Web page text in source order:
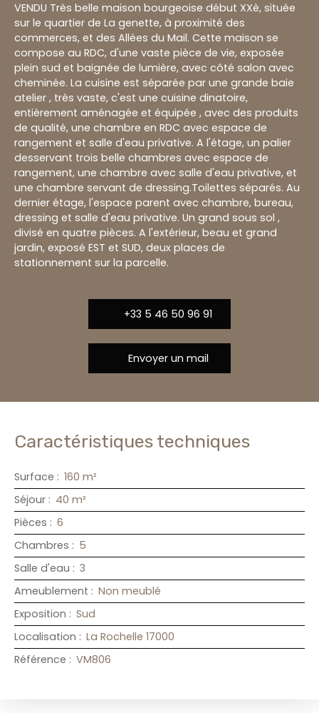
VENDU Très belle maison bourgeoise début XXè, située
sur le quartier de La genette, à proximité des
commerces, et des Allées du Mail. Cette maison se
compose au RDC, d'une vaste pièce de vie, exposée
plein sud et baignée de lumière, avec côté salon avec
cheminée. La cuisine est séparée par une grande baie
atelier , très vaste, c'est une cuisine dinatoire,
entièrement aménagée et équipée , avec des produits
de qualité, une chambre en RDC avec espace de
rangement et salle d'eau privative. A l'étage, un palier
desservant trois belle chambres avec espace de
rangement, une chambre avec salle d'eau privative, et
une chambre servant de dressing.Toilettes séparés. Au
dernier étage, l'espace parent avec chambre, bureau,
dressing et salle d'eau privative. Un grand sous sol ,
divisé en quatre pièces. A l'extérieur, beau et grand
jardin, exposé EST et SUD, deux places de
stationnement sur la parcelle.
+33 5 46 50 96 91
Envoyer un mail
Caractéristiques techniques
Surface : 160 m²
Séjour : 40 m²
Pièces : 6
Chambres : 5
Salle d'eau : 3
Ameublement : Non meublé
Exposition : Sud
Localisation : La Rochelle 17000
Référence : VM806